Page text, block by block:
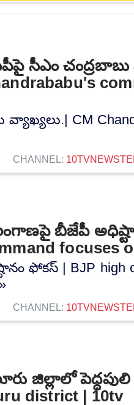
సీఎం చంద్రబాబు
CM
CHANNEL:
బీజేపీ
focuses
ఫోకస్ | BJP high
CHANNEL:
జిల్లాలో
district | 10tv